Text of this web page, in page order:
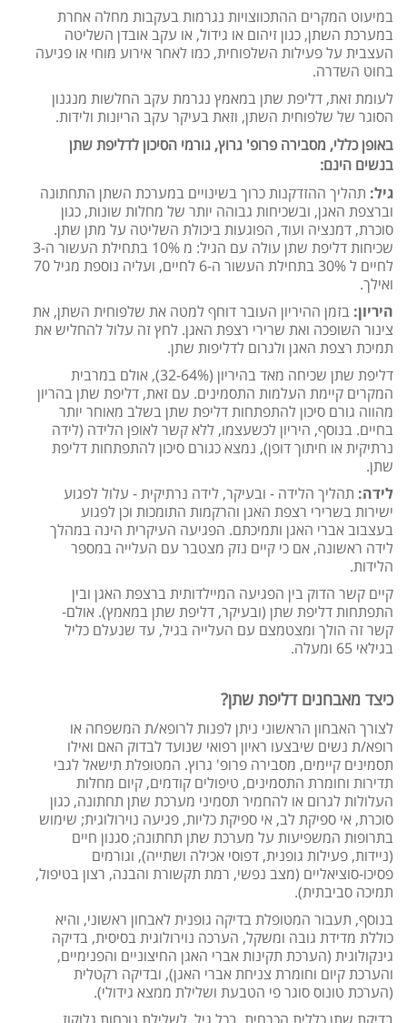
במיעוט המקרים ההתכווצויות נגרמות בעקבות מחלה אחרת
במערכת השתן, כגון זיהום או גידול, או עקב אובדן השליטה
העצבית על פעילות השלפוחית, כמו לאחר אירוע מוחי או פגיעה
בחוט השדרה.
לעומת זאת, דליפת שתן במאמץ נגרמת עקב החלשות מנגנון
הסוגר של שלפוחית השתן, וזאת בעיקר עקב הריונות ולידות.
באופן כללי, מסבירה פרופ' גרוץ, גורמי הסיכון לדליפת שתן
בנשים הינם:
גיל: תהליך ההזדקנות כרוך בשינויים במערכת השתן התחתונה
וברצפת האגן, ובשכיחות גבוהה יותר של מחלות שונות, כגון
סוכרת, דמנציה ועוד, הפוגעות ביכולת השליטה על מתן שתן.
שכיחות דליפת שתן עולה עם הגיל: מ 10% בתחילת העשור ה-3
לחיים ל 30% בתחילת העשור ה-6 לחיים, ועליה נוספת מגיל 70
ואילך.
היריון: בזמן ההיריון העובר דוחף למטה את שלפוחית השתן, את
צינור השופכה ואת שרירי רצפת האגן. לחץ זה עלול להחליש את
תמיכת רצפת האגן ולגרום לדליפות שתן.
דליפת שתן שכיחה מאד בהיריון (32-64%), אולם במרבית
המקרים קיימת העלמות התסמינים. עם זאת, דליפת שתן בהריון
מהווה גורם סיכון להתפתחות דליפת שתן בשלב מאוחר יותר
בחיים. בנוסף, היריון לכשעצמו, ללא קשר לאופן הלידה (לידה
נרתיקית או חיתוך דופן), נמצא כגורם סיכון להתפתחות דליפת
שתן.
לידה: תהליך הלידה - ובעיקר, לידה נרתיקית - עלול לפגוע
ישירות בשרירי רצפת האגן והרקמות התומכות וכן לפגוע
בעצבוב אברי האגן ותמיכתם. הפגיעה העיקרית הינה במהלך
לידה ראשונה, אם כי קיים נזק מצטבר עם העלייה במספר
הלידות.
קיים קשר הדוק בין הפגיעה המיילדותית ברצפת האגן ובין
התפתחות דליפת שתן (ובעיקר, דליפת שתן במאמץ). אולם-
קשר זה הולך ומצטמצם עם העלייה בגיל, עד שנעלם כליל
בגילאי 65 ומעלה.
כיצד מאבחנים דליפת שתן?
לצורך האבחון הראשוני ניתן לפנות לרופא/ת המשפחה או
רופא/ת נשים שיבצעו ראיון רפואי שנועד לבדוק האם ואילו
תסמינים קיימים, מסבירה פרופ' גרוץ. המטופלת תישאל לגבי
תדירות וחומרת התסמינים, טיפולים קודמים, קיום מחלות
העלולות לגרום או להחמיר תסמיני מערכת שתן תחתונה, כגון
סוכרת, אי ספיקת לב, אי ספיקת כליות, פגיעה נוירולוגית; שימוש
בתרופות המשפיעות על מערכת שתן תחתונה; סגנון חיים
(ניידות, פעילות גופנית, דפוסי אכילה ושתייה), וגורמים
פסיכו-סוציאליים (מצב נפשי, רמת תקשורת והבנה, רצון בטיפול,
תמיכה סביבתית).
בנוסף, תעבור המטופלת בדיקה גופנית לאבחון ראשוני, והיא
כוללת מדידת גובה ומשקל, הערכה נוירולוגית בסיסית, בדיקה
גינקולוגית (הערכת תקינות אברי האגן החיצוניים והפנימיים,
והערכת קיום וחומרת צניחת אברי האגן), ובדיקה רקטלית
(הערכת טונוס סוגר פי הטבעת ושלילת ממצא גידולי).